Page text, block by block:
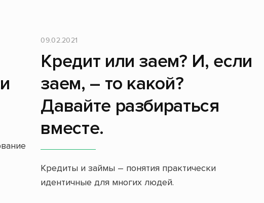
09.02.2021
Кредит или заем? И, если
заем, – то какой?
Давайте разбираться
вместе.
Кредиты и займы – понятия практически
идентичные для многих людей.